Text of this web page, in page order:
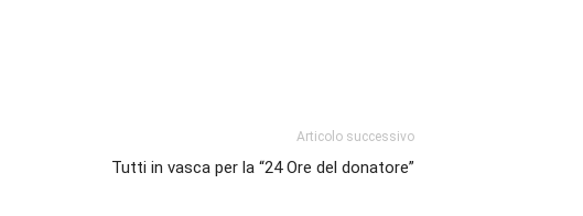
Articolo successivo
Tutti in vasca per la “24 Ore del donatore”